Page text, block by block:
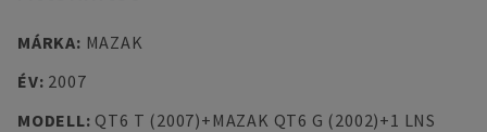
MÁRKA: MAZAK
ÉV: 2007
MODELL: QT6 T (2007)+MAZAK QT6 G (2002)+1 LNS